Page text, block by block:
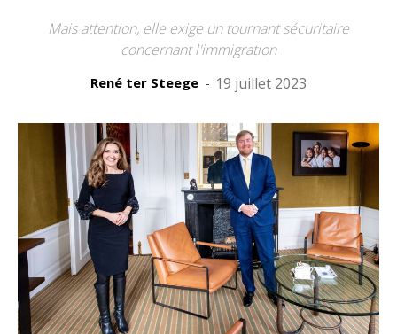
Mais attention, elle exige un tournant sécuritaire
concernant l'immigration
René ter Steege - 19 juillet 2023